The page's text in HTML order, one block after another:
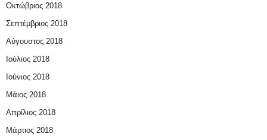
Οκτώβριος 2018
Σεπτέμβριος 2018
Αύγουστος 2018
Ιούλιος 2018
Ιούνιος 2018
Μάιος 2018
Απρίλιος 2018
Μάρτιος 2018